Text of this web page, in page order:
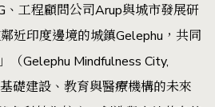
、工程顧問公司Arup與城市發展研
近印度邊境的城鎮Gelephu，共同
（Gelephu Mindfulness City,
礎建設、教育與醫療機構的未來